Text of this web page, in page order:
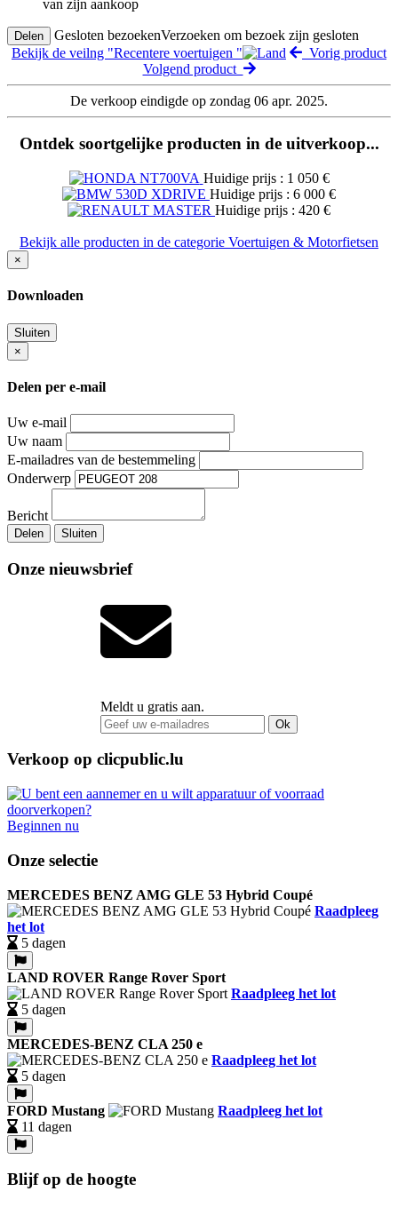
van zijn aankoop
Delen Gesloten bezoekenVerzoeken om bezoek zijn gesloten
Bekijk de veilng "Recentere voertuigen "
Vorig product
Volgend product
De verkoop eindigde op zondag 06 apr. 2025.
Ontdek soortgelijke producten in de uitverkoop...
Huidige prijs : 1 050 €
Huidige prijs : 6 000 €
Huidige prijs : 420 €
Bekijk alle producten in de categorie Voertuigen & Motorfietsen
×
Downloaden
Sluiten
×
Delen per e-mail
Uw e-mail
Uw naam
E-mailadres van de bestemmeling
Onderwerp
Bericht
Delen Sluiten
Onze nieuwsbrief
Meldt u gratis aan.
Ok
Verkoop op clicpublic.lu
Beginnen nu
Onze selectie
MERCEDES BENZ AMG GLE 53 Hybrid Coupé
Raadpleeg
het lot
5 dagen
LAND ROVER Range Rover Sport
Raadpleeg het lot
5 dagen
MERCEDES-BENZ CLA 250 e
Raadpleeg het lot
5 dagen
FORD Mustang
Raadpleeg het lot
11 dagen
Blijf op de hoogte